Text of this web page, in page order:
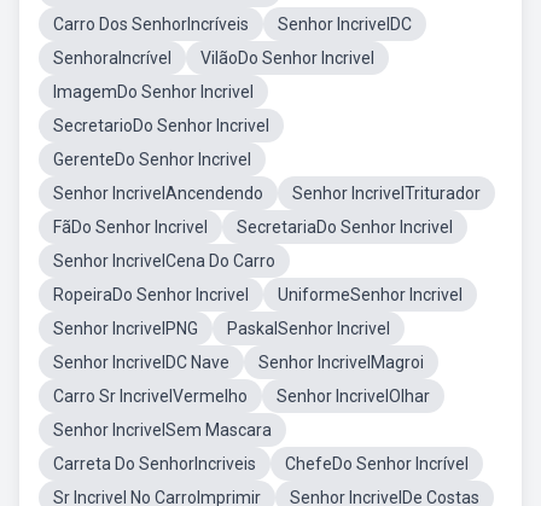
Carro Dos SenhorIncríveis
Senhor IncrivelDC
SenhoraIncrível
VilãoDo Senhor Incrivel
ImagemDo Senhor Incrivel
SecretarioDo Senhor Incrivel
GerenteDo Senhor Incrivel
Senhor IncrivelAncendendo
Senhor IncrivelTriturador
FãDo Senhor Incrivel
SecretariaDo Senhor Incrivel
Senhor IncrivelCena Do Carro
RopeiraDo Senhor Incrivel
UniformeSenhor Incrivel
Senhor IncrivelPNG
PaskalSenhor Incrivel
Senhor IncrivelDC Nave
Senhor IncrivelMagroi
Carro Sr IncrivelVermelho
Senhor IncrivelOlhar
Senhor IncrivelSem Mascara
Carreta Do SenhorIncriveis
ChefeDo Senhor Incrível
Sr Incrivel No CarroImprimir
Senhor IncrivelDe Costas